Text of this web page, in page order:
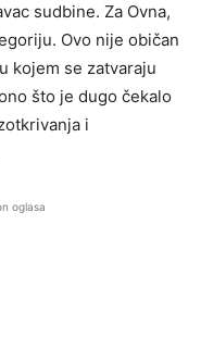
sudbine. Za Ovna,
Ovo nije običan
kojem se zatvaraju
što je dugo čekalo
i
oglasa